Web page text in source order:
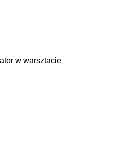
w warsztacie